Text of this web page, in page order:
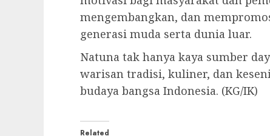
mengembangkan, dan
generasi muda serta dunia luar.
Natuna tak hanya kaya sumber
warisan tradisi, kuliner, dan
budaya bangsa Indonesia. (KG/IK)
Related